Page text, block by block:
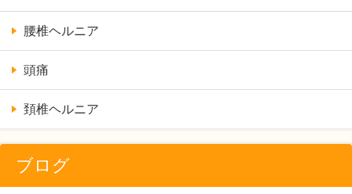
腰椎ヘルニア
頭痛
頚椎ヘルニア
ブログ